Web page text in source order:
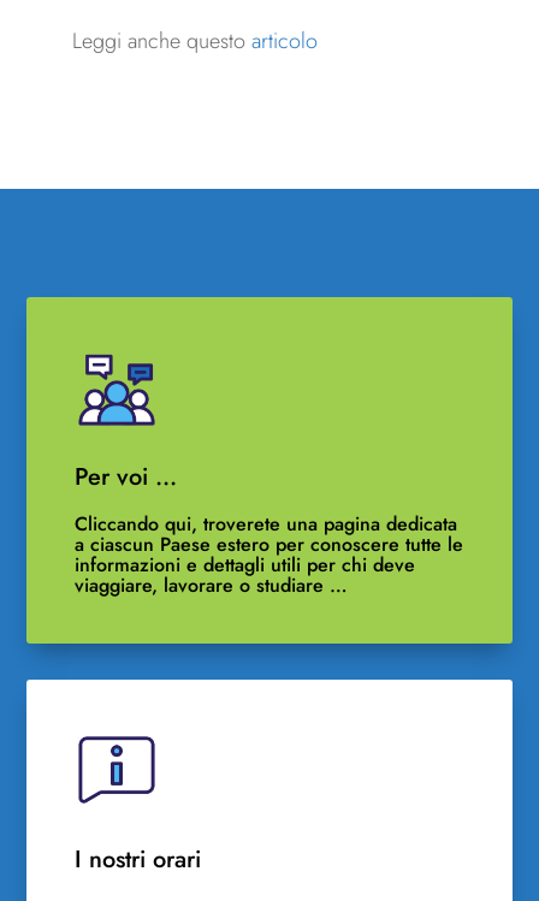
Leggi anche questoarticolo
Per voi …
Cliccando qui, troverete una pagina dedicata
a ciascun Paese estero per conoscere tutte le
informazioni e dettagli utili per chi deve
viaggiare, lavorare o studiare …
I nostri orari